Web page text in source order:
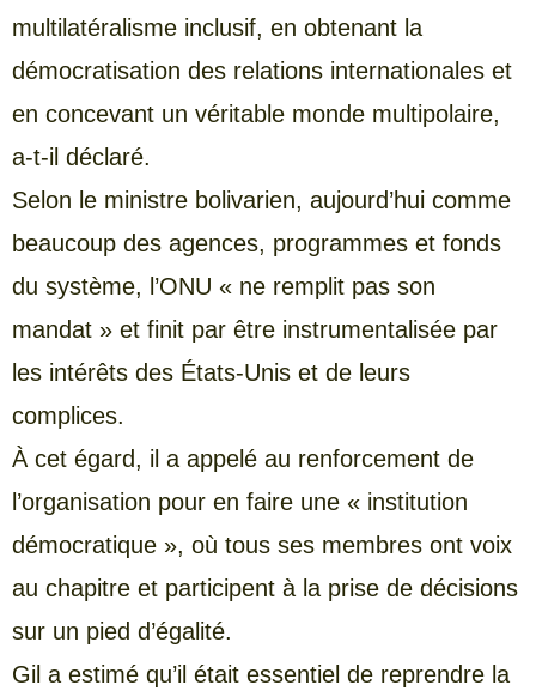
multilatéralisme inclusif, en obtenant la
démocratisation des relations internationales et
en concevant un véritable monde multipolaire,
a-t-il déclaré.
Selon le ministre bolivarien, aujourd’hui comme
beaucoup des agences, programmes et fonds
du système, l’ONU « ne remplit pas son
mandat » et finit par être instrumentalisée par
les intérêts des États-Unis et de leurs
complices.
À cet égard, il a appelé au renforcement de
l’organisation pour en faire une « institution
démocratique », où tous ses membres ont voix
au chapitre et participent à la prise de décisions
sur un pied d’égalité.
Gil a estimé qu’il était essentiel de reprendre la